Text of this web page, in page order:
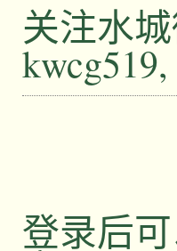
关注水
登录后